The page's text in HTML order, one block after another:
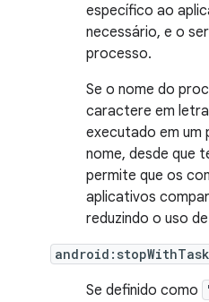
específico ao
necessário, e o
processo.
Se o nome do
caractere em
executado em um
nome, desde que
permite que os
aplicativos
reduzindo o uso
android:stopWithTask
Se definido como